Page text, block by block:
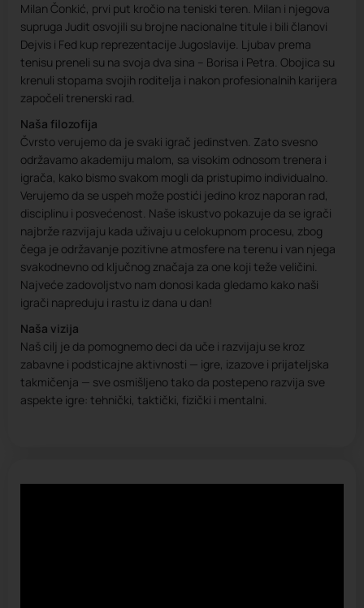
Milan Čonkić, prvi put kročio na teniski teren. Milan i njegova
supruga Judit osvojili su brojne nacionalne titule i bili članovi
Dejvis i Fed kup reprezentacije Jugoslavije. Ljubav prema
tenisu preneli su na svoja dva sina – Borisa i Petra. Obojica su
krenuli stopama svojih roditelja i nakon profesionalnih karijera
započeli trenerski rad.
Naša filozofija
Čvrsto verujemo da je svaki igrač jedinstven. Zato svesno
održavamo akademiju malom, sa visokim odnosom trenera i
igrača, kako bismo svakom mogli da pristupimo individualno.
Verujemo da se uspeh može postići jedino kroz naporan rad,
disciplinu i posvećenost. Naše iskustvo pokazuje da se igrači
najbrže razvijaju kada uživaju u celokupnom procesu, zbog
čega je održavanje pozitivne atmosfere na terenu i van njega
svakodnevno od ključnog značaja za one koji teže veličini.
Najveće zadovoljstvo nam donosi kada gledamo kako naši
igrači napreduju i rastu iz dana u dan!
Naša vizija
Naš cilj je da pomognemo deci da uče i razvijaju se kroz
zabavne i podsticajne aktivnosti — igre, izazove i prijateljska
takmičenja — sve osmišljeno tako da postepeno razvija sve
aspekte igre: tehnički, taktički, fizički i mentalni.